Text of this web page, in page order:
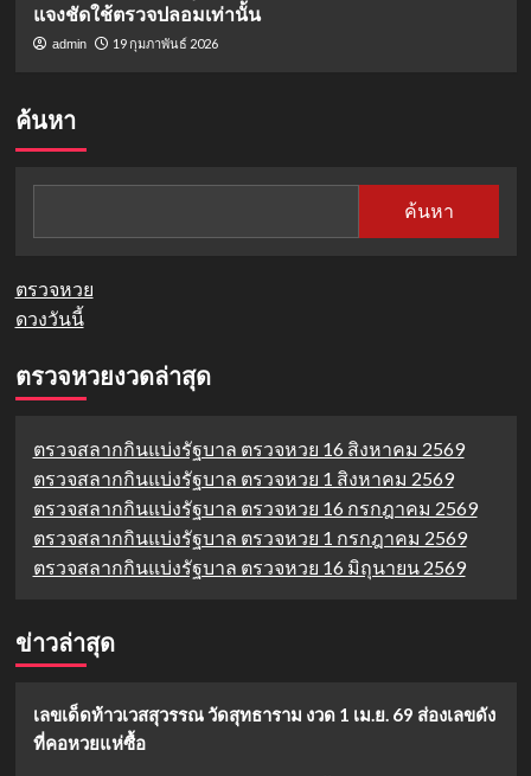
แจงชัดใช้ตรวจปลอมเท่านั้น
admin 19 กุมภาพันธ์ 2026
ค้นหา
ค้นหา
ตรวจหวย
ดวงวันนี้
ตรวจหวยงวดล่าสุด
ตรวจสลากกินแบ่งรัฐบาล ตรวจหวย 16 สิงหาคม 2569
ตรวจสลากกินแบ่งรัฐบาล ตรวจหวย 1 สิงหาคม 2569
ตรวจสลากกินแบ่งรัฐบาล ตรวจหวย 16 กรกฎาคม 2569
ตรวจสลากกินแบ่งรัฐบาล ตรวจหวย 1 กรกฎาคม 2569
ตรวจสลากกินแบ่งรัฐบาล ตรวจหวย 16 มิถุนายน 2569
ข่าวล่าสุด
เลขเด็ดท้าวเวสสุวรรณ วัดสุทธาราม งวด 1 เม.ย. 69 ส่องเลขดัง
ที่คอหวยแห่ซื้อ